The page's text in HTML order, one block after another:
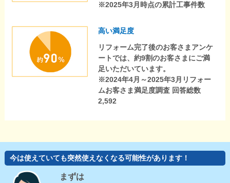
※2025年3月時点の累計工事件数
高い満足度
リフォーム完了後のお客さまアンケ
ートでは、約9割のお客さまにご満
足いただいています。
※2024年4月～2025年3月リフォー
ムお客さま満足度調査 回答総数
2,592
今は使えていても突然使えなくなる可能性があります！
まずは